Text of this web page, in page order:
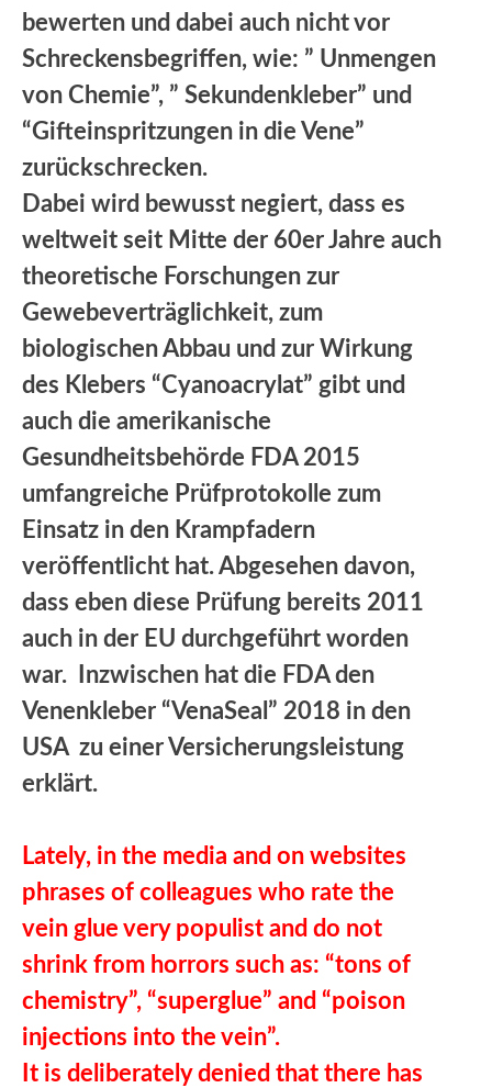
bewerten und dabei auch nicht vor
Schreckensbegriffen, wie: ” Unmengen
von Chemie”, ” Sekundenkleber” und
“Gifteinspritzungen in die Vene”
zurückschrecken.
Dabei wird bewusst negiert, dass es
weltweit seit Mitte der 60er Jahre auch
theoretische Forschungen zur
Gewebeverträglichkeit, zum
biologischen Abbau und zur Wirkung
des Klebers “Cyanoacrylat” gibt und
auch die amerikanische
Gesundheitsbehörde FDA 2015
umfangreiche Prüfprotokolle zum
Einsatz in den Krampfadern
veröffentlicht hat. Abgesehen davon,
dass eben diese Prüfung bereits 2011
auch in der EU durchgeführt worden
war. Inzwischen hat die FDA den
Venenkleber “VenaSeal” 2018 in den
USA zu einer Versicherungsleistung
erklärt.
Lately, in the media and on websites
phrases of colleagues who rate the
vein glue very populist and do not
shrink from horrors such as: “tons of
chemistry”, “superglue” and “poison
injections into the vein”.
It is deliberately denied that there has